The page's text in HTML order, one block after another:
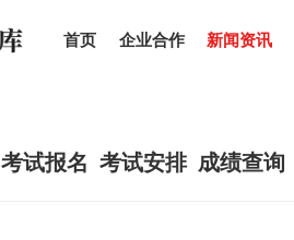
首页 企业合作 新闻资讯
考试报名 考试安排 成绩查询